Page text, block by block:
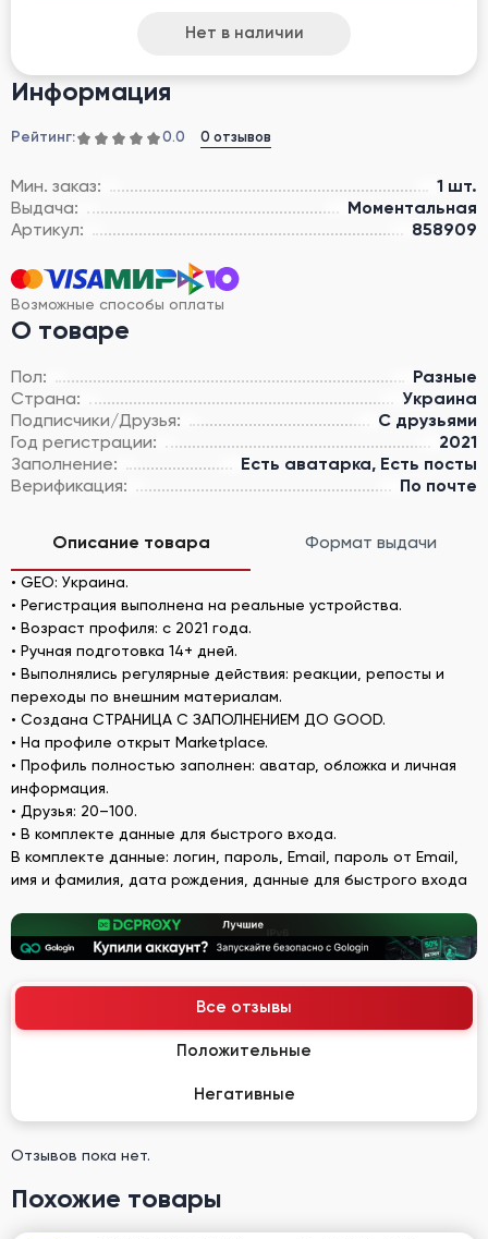
Информация
Рейтинг: 0.0 0 отзывов
Мин. заказ:
1 шт.
Выдача:
Моментальная
Артикул:
858909
Возможные способы оплаты
О товаре
Пол:
Разные
Страна:
Украина
Подписчики/Друзья:
С друзьями
Год регистрации:
2021
Заполнение:
Есть аватарка, Есть посты
Верификация:
По почте
Нет в наличии
Описание товара Формат выдачи
• GEO: Украина.
• Регистрация выполнена на реальные устройства.
• Возраст профиля: с 2021 года.
• Ручная подготовка 14+ дней.
• Выполнялись регулярные действия: реакции, репосты и
переходы по внешним материалам.
• Создана СТРАНИЦА С ЗАПОЛНЕНИЕМ ДО GOOD.
• На профиле открыт Marketplace.
• Профиль полностью заполнен: аватар, обложка и личная
информация.
• Друзья: 20–100.
• В комплекте данные для быстрого входа.
В комплекте данные: логин, пароль, Email, пароль от Email,
имя и фамилия, дата рождения, данные для быстрого входа
Все отзывы
Положительные
Негативные
Отзывов пока нет.
Похожие товары